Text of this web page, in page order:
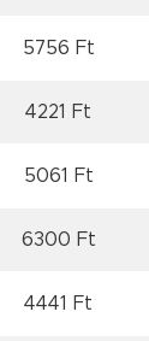
5756 Ft
4221 Ft
5061 Ft
6300 Ft
4441 Ft